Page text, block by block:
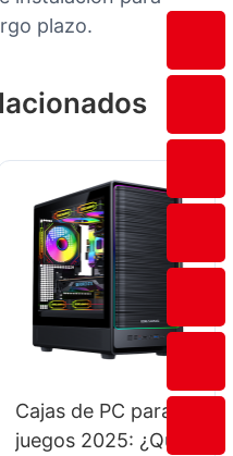
plazo.
Cajas de PC para
juegos 2025: ¿Qué